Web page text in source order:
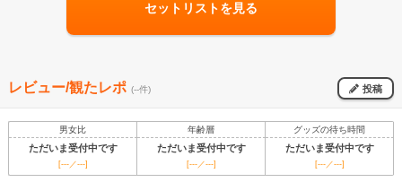
セットリストを見る
レビュー/観たレポ (--件) 投稿
男女比 年齢層 グッズの待ち時間
ただいま受付中です ただいま受付中です ただいま受付中です
[---／---] [---／---] [---／---]